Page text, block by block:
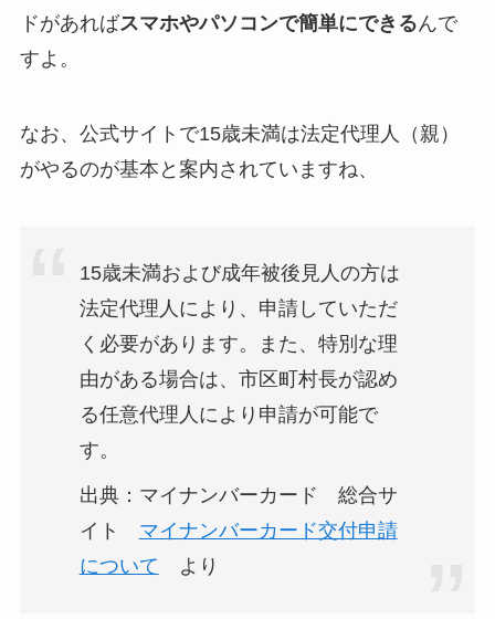
ドがあればスマホやパソコンで簡単にできるんで
すよ。
なお、公式サイトで15歳未満は法定代理人（親）
がやるのが基本と案内されていますね、
15歳未満および成年被後見人の方は
法定代理人により、申請していただ
く必要があります。また、特別な理
由がある場合は、市区町村長が認め
る任意代理人により申請が可能で
す。
出典：マイナンバーカード 総合サ
イト マイナンバーカード交付申請
について より